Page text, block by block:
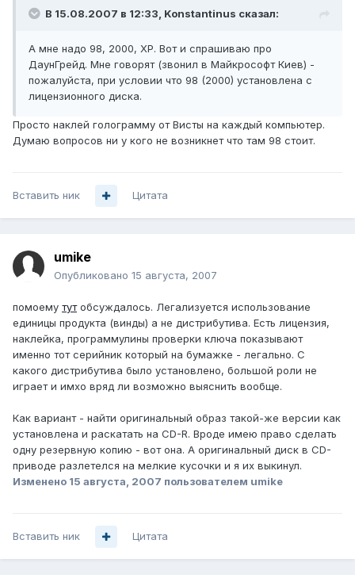
В 15.08.2007 в 12:33, Konstantinus сказал:
А мне надо 98, 2000, ХР. Вот и спрашиваю про
ДаунГрейд. Мне говорят (звонил в Майкрософт Киев) -
пожалуйста, при условии что 98 (2000) установлена с
лицензионного диска.
Просто наклей голограмму от Висты на каждый компьютер.
Думаю вопросов ни у кого не возникнет что там 98 стоит.
Вставить ник Цитата
umike
Опубликовано 15 августа, 2007
помоему тутобсуждалось. Легализуется использование
единицы продукта (винды) а не дистрибутива. Есть лицензия,
наклейка, программулины проверки ключа показывают
именно тот серийник который на бумажке - легально. С
какого дистрибутива было установлено, большой роли не
играет и имхо вряд ли возможно выяснить вообще.
Как вариант - найти оригинальный образ такой-же версии как
установлена и раскатать на CD-R. Вроде имею право сделать
одну резервную копию - вот она. А оригинальный диск в CD-
приводе разлетелся на мелкие кусочки и я их выкинул.
Изменено 15 августа, 2007 пользователем umike
Вставить ник Цитата